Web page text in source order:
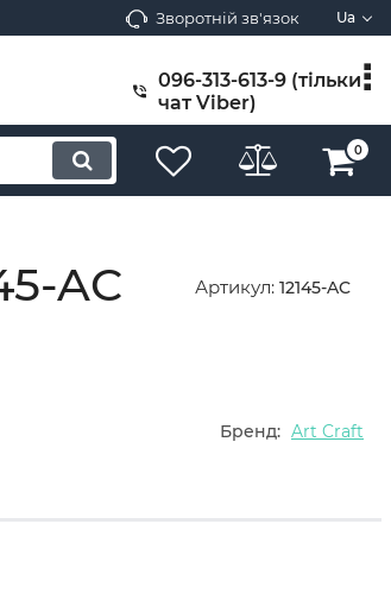
Зворотній зв'язок Ua
096-313-613-9 (тільки
чат Viber)
0
AC
Артикул: 12145-AC
Бренд: Art Craft